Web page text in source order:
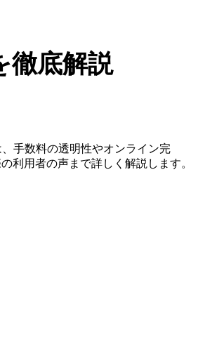
徹底解説
手数料の透明性やオンライン完
利用者の声まで詳しく解説します。